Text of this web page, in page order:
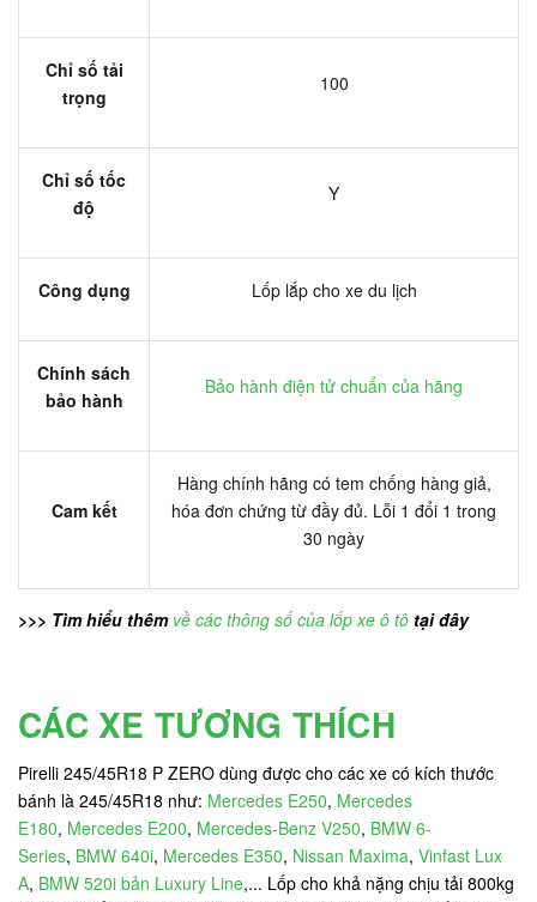
Chỉ số tải
trọng
100
Chỉ số tốc
độ
Y
Công dụng Lốp lắp cho xe du lịch
Chính sách
bảo hành
Bảo hành điện tử chuẩn của hãng
Cam kết
Hàng chính hãng có tem chống hàng giả,
hóa đơn chứng từ đầy đủ. Lỗi 1 đổi 1 trong
30 ngày
>>> Tìm hiểu thêm về các thông số của lốp xe ô tô tại đây
CÁC XE TƯƠNG THÍCH
Pirelli 245/45R18 P ZERO dùng được cho các xe có kích thước
bánh là 245/45R18 như: Mercedes E250, Mercedes
E180, Mercedes E200, Mercedes-Benz V250, BMW 6-
Series, BMW 640i, Mercedes E350, Nissan Maxima, Vinfast Lux
A, BMW 520i bản Luxury Line,... Lốp cho khả nặng chịu tải 800kg